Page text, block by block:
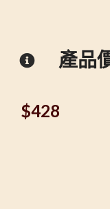
產品
$428